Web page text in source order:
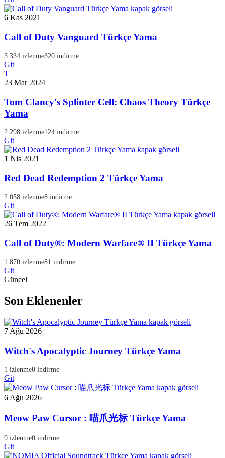
6 Kas 2021
Call of Duty Vanguard Türkçe Yama
3.334 izlenme320 indirme
Git
T
23 Mar 2024
Tom Clancy's Splinter Cell: Chaos Theory Türkçe
Yama
2.298 izlenme124 indirme
Git
1 Nis 2021
Red Dead Redemption 2 Türkçe Yama
2.058 izlenme8 indirme
Git
26 Tem 2022
Call of Duty®: Modern Warfare® II Türkçe Yama
1.870 izlenme81 indirme
Git
Güncel
Son Eklenenler
7 Ağu 2026
Witch's Apocalyptic Journey Türkçe Yama
1 izlenme0 indirme
Git
6 Ağu 2026
Meow Paw Cursor : 喵爪光标 Türkçe Yama
9 izlenme0 indirme
Git